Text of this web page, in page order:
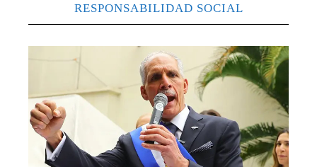
RESPONSABILIDAD SOCIAL